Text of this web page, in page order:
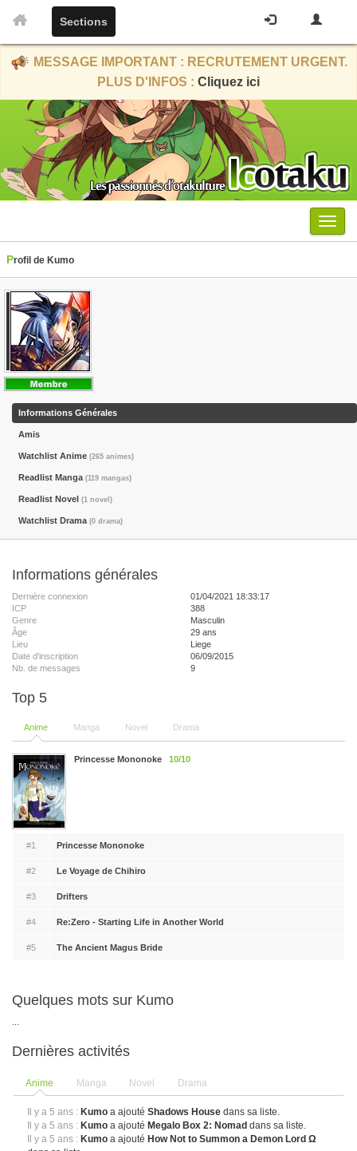
Sections
MESSAGE IMPORTANT : RECRUTEMENT URGENT.
PLUS D'INFOS : Cliquez ici
Menu
Profil de Kumo
Informations Générales
Amis
Watchlist Anime (265 animes)
Readlist Manga (119 mangas)
Readlist Novel (1 novel)
Watchlist Drama (0 drama)
Informations générales
Dernière connexion
01/04/2021 18:33:17
ICP
388
Genre
Masculin
Âge
29 ans
Lieu
Liege
Date d'inscription
06/09/2015
Nb. de messages
9
Top 5
Anime Manga Novel Drama
Princesse Mononoke 10/10
#1 Princesse Mononoke
#2 Le Voyage de Chihiro
#3 Drifters
#4 Re:Zero - Starting Life in Another World
#5 The Ancient Magus Bride
Quelques mots sur Kumo
Dernières activités
Anime Manga Novel Drama
Il y a 5 ans : Kumo a ajoutéShadows House dans sa liste.
Il y a 5 ans : Kumo a ajouté Megalo Box 2: Nomad dans sa liste.
Il y a 5 ans : Kumo a ajouté How Not to Summon a Demon Lord Ω